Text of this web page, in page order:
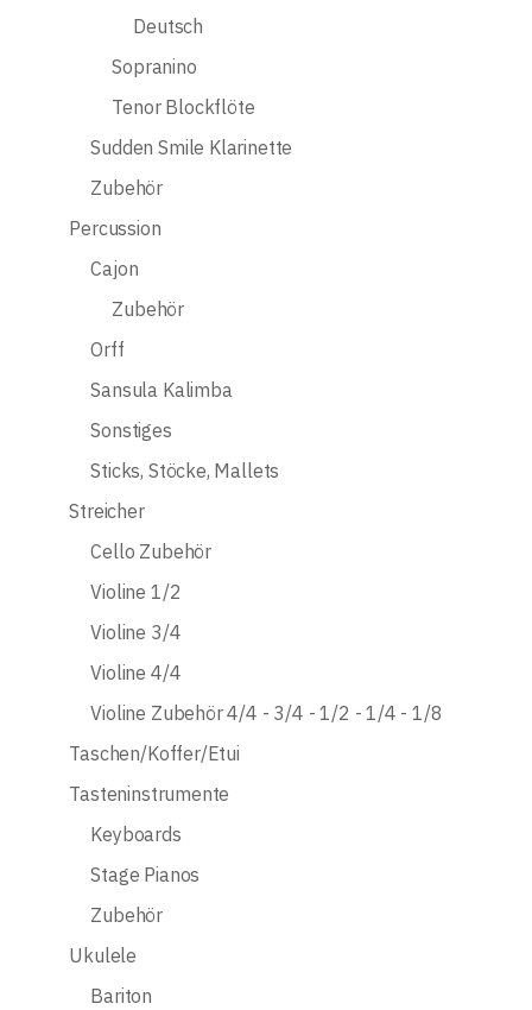
Deutsch
Sopranino
Tenor Blockflöte
Sudden Smile Klarinette
Zubehör
Percussion
Cajon
Zubehör
Orff
Sansula Kalimba
Sonstiges
Sticks, Stöcke, Mallets
Streicher
Cello Zubehör
Violine 1/2
Violine 3/4
Violine 4/4
Violine Zubehör 4/4 - 3/4 - 1/2 - 1/4 - 1/8
Taschen/Koffer/Etui
Tasteninstrumente
Keyboards
Stage Pianos
Zubehör
Ukulele
Bariton